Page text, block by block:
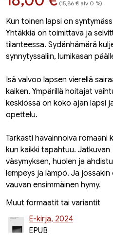
(15,86 € alv 0 %)
Kun toinen lapsi on
Yhtäkkiä on toimittava ja
tilanteessa. Sydänhämärä
synnytyssaliin, lumikasan
Isä valvoo lapsen vierellä
kaiken. Ympärillä hoitajat
keskiössä on koko ajan lapsi
opettelu.
Tarkasti havainnoiva romaani
kun kaikki tapahtuu. Jatkuvan
väsymyksen, huolen ja
lempeys ja lämpö. Ja
vauvan ensimmäinen hymy.
Muut formaatit tai variantit
E-kirja, 2024
EPUB